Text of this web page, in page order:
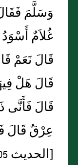
وَسَلَّمَ
غُلاَمٌ
قَالَ نَعَمْ
قَالَ هَلْ
قَالَ فَأَنَّى
عِرْقٌ قَالَ